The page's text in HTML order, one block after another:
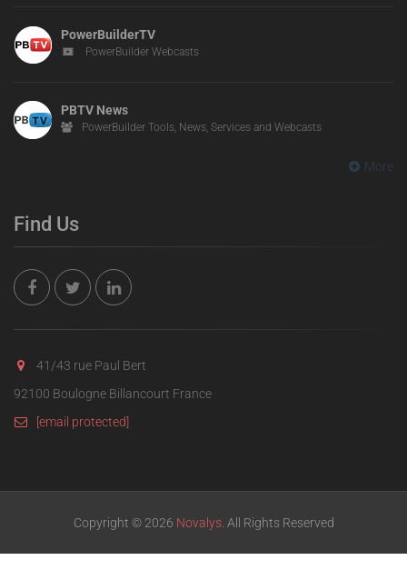
PowerBuilderTV
PowerBuilder Webcasts
PBTV News
PowerBuilder Tools, News, Services and Webcasts
More
Find Us
41/43 rue Paul Bert
92100 Boulogne Billancourt France
[email protected]
Copyright © 2026 Novalys. All Rights Reserved